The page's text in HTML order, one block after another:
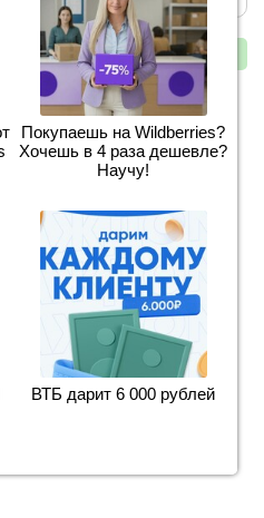
Покупаешь на Wildberries?
Хочешь в 4 раза дешевле?
Научу!
ВТБ дарит 6 000 рублей
следующий »
суше и в море. Разобрать
составить
по членам
у гуслей принцеп
корус. составить
схему предложения)...